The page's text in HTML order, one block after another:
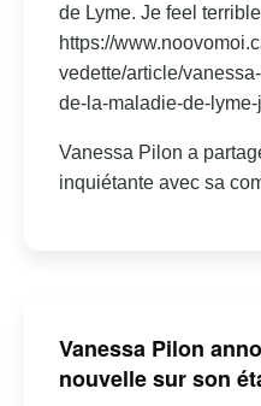
de Lyme. Je feel
https://
vedette/article/
de-la-maladie-de-
Vanessa Pilon a
inquiétante avec sa
Vanessa Pilon
nouvelle sur son